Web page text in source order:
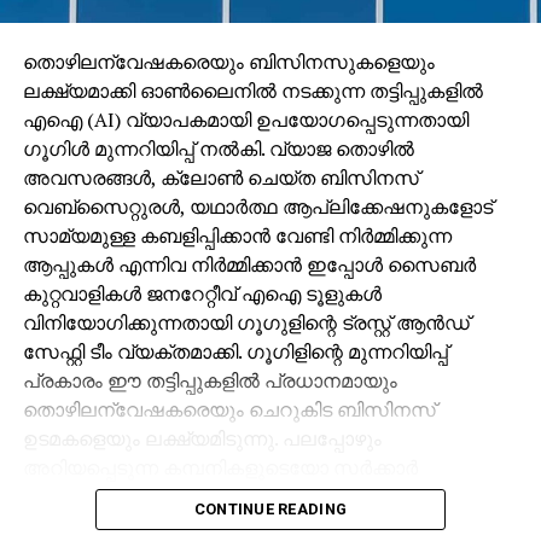
ഇറങ്ങിയേക്കും. മുന്നേറ്റത്തില്‍ കൊപ്പല്‍ വലിയ
ഡക്കന്‍സ് നാസണ്‍ എന്നിവര്‍ അണിനിരക്കും. ഒപ്പം സി
കെ വിനീതും. മുഹമ്മദ് റാഫി ഇന്ന് ഇറങ്ങുമോ എന്ന
കാര്യത്തില്‍ ഉറപ്പില്ല. മധ്യനിരയില്‍ മെഹ്താബ്
ഹുസൈന്‍-അസ്‌റാക്ക് മഹ്മത് സഖ്യം
തന്നെയായിരിക്കും. പ്രതിരോധത്തില്‍ സന്ദേശ് ജിങ്കനും
ആരോണ്‍ ഹ്യൂസും സെഡ്രിക് ഹെങ്ബര്‍ട്ടും
നാലാമനായി റിനോ, കാദിയോ എന്നിവരില്‍
ഒരാളെത്തും. ഡല്‍ഹിക്കെതിരെ ഷൂട്ടൗട്ടില്‍
തിളങ്ങിയെങ്കിലും കളിയുടെ നിശ്ചിത സമയത്ത് തികഞ്ഞ
പരാജയമായിരുന്ന സന്ദീപ് നന്ദിക്ക് പകരം ഗ്രഹാം
സ്റ്റാക്കിനാണ് ബാറിന് കീഴില്‍ കൂടുതല്‍ സാധ്യത.
കൊല്‍ക്കത്ത നിരയില്‍ പരിക്കേറ്റ പ്രതിരോധ താരം
അര്‍ണബ് മൊണ്ടല്‍ കളിക്കില്ല. മുംബൈ
വിജയികള്‍ക്ക് എട്ടു കോടി
തൊഴിലന്വേഷകരെയും ബിസിനസുകളെയും
ലക്ഷ്യമാക്കി ഓണ്‍ലൈനില്‍ നടക്കുന്ന തട്ടിപ്പുകളില്‍
എഐ (AI) വ്യാപകമായി ഉപയോഗപ്പെടുന്നതായി
ഗൂഗിള്‍ മുന്നറിയിപ്പ് നല്‍കി. വ്യാജ തൊഴില്‍
അവസരങ്ങള്‍, ക്ലോണ്‍ ചെയ്ത ബിസിനസ്
വെബ്‌സൈറ്റുരള്‍, യഥാര്‍ത്ഥ ആപ്ലിക്കേഷനുകളോട്
സാമ്യമുള്ള കബളിപ്പിക്കാന്‍ വേണ്ടി നിര്‍മ്മിക്കുന്ന
ആപ്പുകള്‍ എന്നിവ നിര്‍മ്മിക്കാന്‍ ഇപ്പോള്‍ സൈബര്‍
കുറ്റവാളികള്‍ ജനറേറ്റീവ് എഐ ടൂളുകള്‍
വിനിയോഗിക്കുന്നതായി ഗൂഗുളിന്റെ ട്രസ്റ്റ് ആന്‍ഡ്
സേഫ്റ്റി ടീം വ്യക്തമാക്കി. ഗൂഗിളിന്റെ മുന്നറിയിപ്പ്
പ്രകാരം ഈ തട്ടിപ്പുകളില്‍ പ്രധാനമായും
തൊഴിലന്വേഷകരെയും ചെറുകിട ബിസിനസ്
ഏജന്‍സികളുടെയോ പേരില്‍ വ്യാജ ജോലി
ലിസ്റ്റിംഗുകള്‍ സൃഷ്ടിക്കപ്പെടുന്നു. ഇരകളോട്
CONTINUE READING